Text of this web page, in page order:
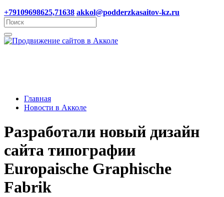
+79109698625,71638 akkol@podderzkasaitov-kz.ru
Главная
Новости в Акколе
Разработали новый дизайн
сайта типографии
Europaische Graphische
Fabrik